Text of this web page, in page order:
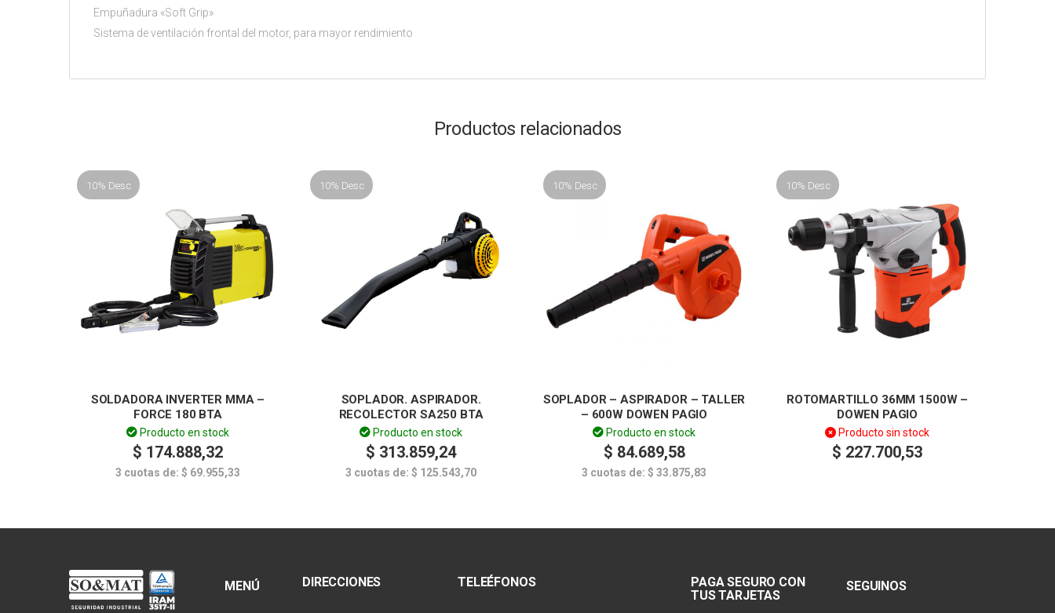
Empuñadura «Soft Grip»
Sistema de ventilación frontal del motor, para mayor rendimiento
Productos relacionados
10% Desc
SOLDADORA INVERTER MMA –
FORCE 180 BTA
Producto en stock
$ 174.888,32
3 cuotas de: $ 69.955,33
10% Desc
SOPLADOR. ASPIRADOR.
RECOLECTOR SA250 BTA
Producto en stock
$ 313.859,24
3 cuotas de: $ 125.543,70
10% Desc
SOPLADOR – ASPIRADOR – TALLER
– 600W DOWEN PAGIO
Producto en stock
$ 84.689,58
3 cuotas de: $ 33.875,83
10% Desc
ROTOMARTILLO 36MM 1500W –
DOWEN PAGIO
Producto sin stock
$ 227.700,53
MENÚ DIRECCIONES TELEÉFONOS
PAGA SEGURO CON
TUS TARJETAS
SEGUINOS